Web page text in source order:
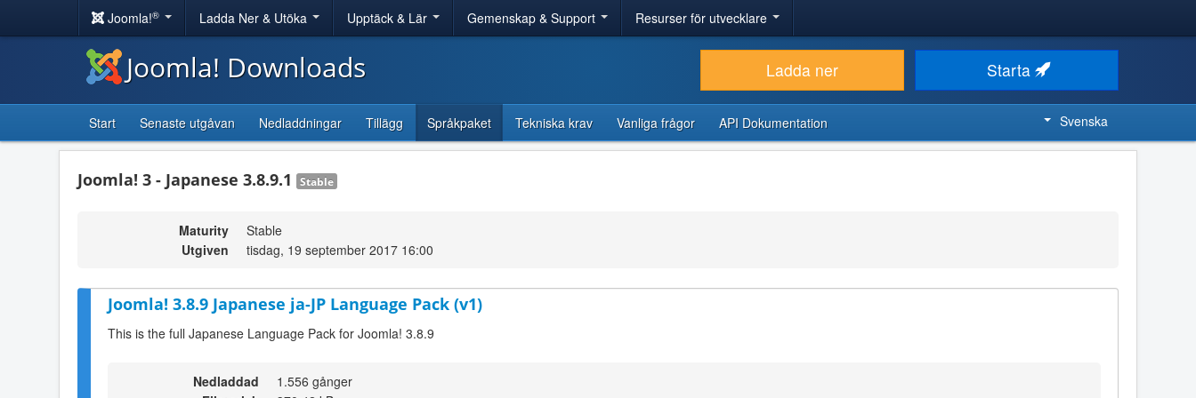
Joomla!® Ladda Ner & Utöka Upptäck & Lär Gemenskap & Support Resurser för utvecklare
Joomla! Downloads Ladda ner Starta
Start Senaste utgåvan Nedladdningar Tillägg Språkpaket Tekniska krav Vanliga frågor API Dokumentation Svenska
Joomla! 3 - Japanese 3.8.9.1 Stable
Maturity
Stable
Utgiven
tisdag, 19 september 2017 16:00
Joomla! 3.8.9 Japanese ja-JP Language Pack (v1)
This is the full Japanese Language Pack for Joomla! 3.8.9
Nedladdad
1.556 gånger